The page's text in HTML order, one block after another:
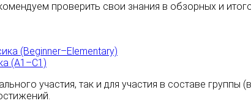
проверить свои знания в обзорных и
(Beginner–Elementary)
(A1–C1)
участия, так и для участия в составе